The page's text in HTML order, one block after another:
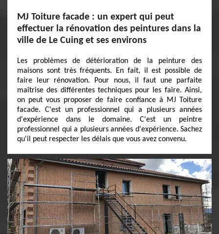
MJ Toiture facade : un expert qui peut
effectuer la rénovation des peintures dans la
ville de Le Cuing et ses environs
Les problèmes de détérioration de la peinture des
maisons sont très fréquents. En fait, il est possible de
faire leur rénovation. Pour nous, il faut une parfaite
maîtrise des différentes techniques pour les faire. Ainsi,
on peut vous proposer de faire confiance à MJ Toiture
facade. C'est un professionnel qui a plusieurs années
d'expérience dans le domaine. C'est un peintre
professionnel qui a plusieurs années d'expérience. Sachez
qu'il peut respecter les délais que vous avez convenu.